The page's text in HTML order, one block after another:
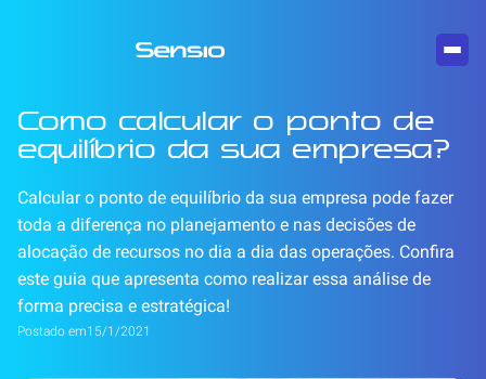
Como calcular o ponto de
equilíbrio da sua empresa?
Calcular o ponto de equilíbrio da sua empresa pode fazer
toda a diferença no planejamento e nas decisões de
alocação de recursos no dia a dia das operações. Confira
este guia que apresenta como realizar essa análise de
forma precisa e estratégica!
Postado em15/1/2021